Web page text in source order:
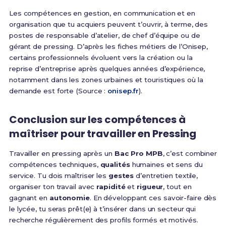
Les compétences en gestion, en communication et en
organisation que tu acquiers peuvent t’ouvrir, à terme, des
postes de responsable d’atelier, de chef d’équipe ou de
gérant de pressing. D’après les fiches métiers de l’Onisep,
certains professionnels évoluent vers la création ou la
reprise d’entreprise après quelques années d’expérience,
notamment dans les zones urbaines et touristiques où la
demande est forte (Source : onisep.fr).
Conclusion sur les compétences à
maîtriser pour travailler en Pressing
Travailler en pressing après un Bac Pro MPB, c’est combiner
compétences techniques, qualitéshumaines et sens du
service. Tu dois maîtriser les gestes d’entretien textile,
organiser ton travail avec rapiditéet rigueur, tout en
gagnant en autonomie. En développant ces savoir-faire dès
le lycée, tu seras prêt(e) à t’insérer dans un secteur qui
recherche régulièrement des profils formés et motivés.